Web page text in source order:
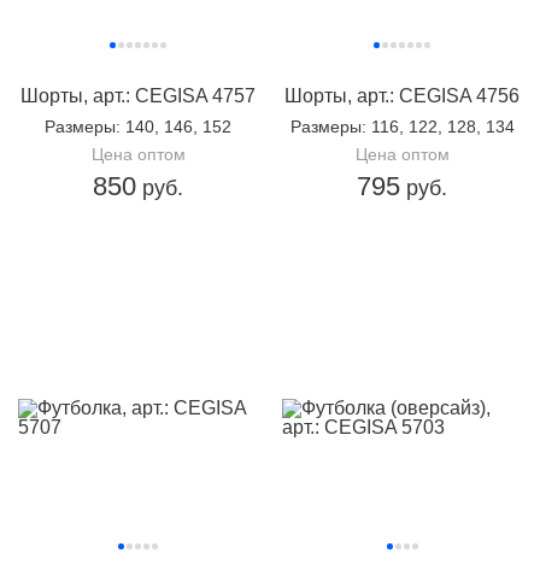
Шорты, арт.: CEGISA 4757
Размеры: 140, 146, 152
Цена оптом
850 руб.
Шорты, арт.: CEGISA 4756
Размеры: 116, 122, 128, 134
Цена оптом
795 руб.